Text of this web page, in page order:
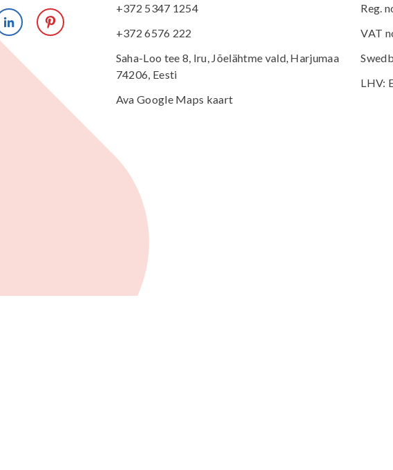
+372 5347 1254
+372 6576 222
Saha-Loo tee 8, Iru, Jõelähtme vald, Harjumaa
74206, Eesti
Ava Google Maps kaart
Reg.
VAT
LHV: